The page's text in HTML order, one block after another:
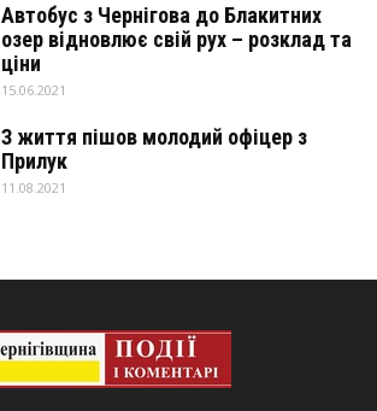
Автобус з Чернігова до Блакитних
озер відновлює свій рух – розклад та
ціни
15.06.2021
З життя пішов молодий офіцер з
Прилук
11.08.2021